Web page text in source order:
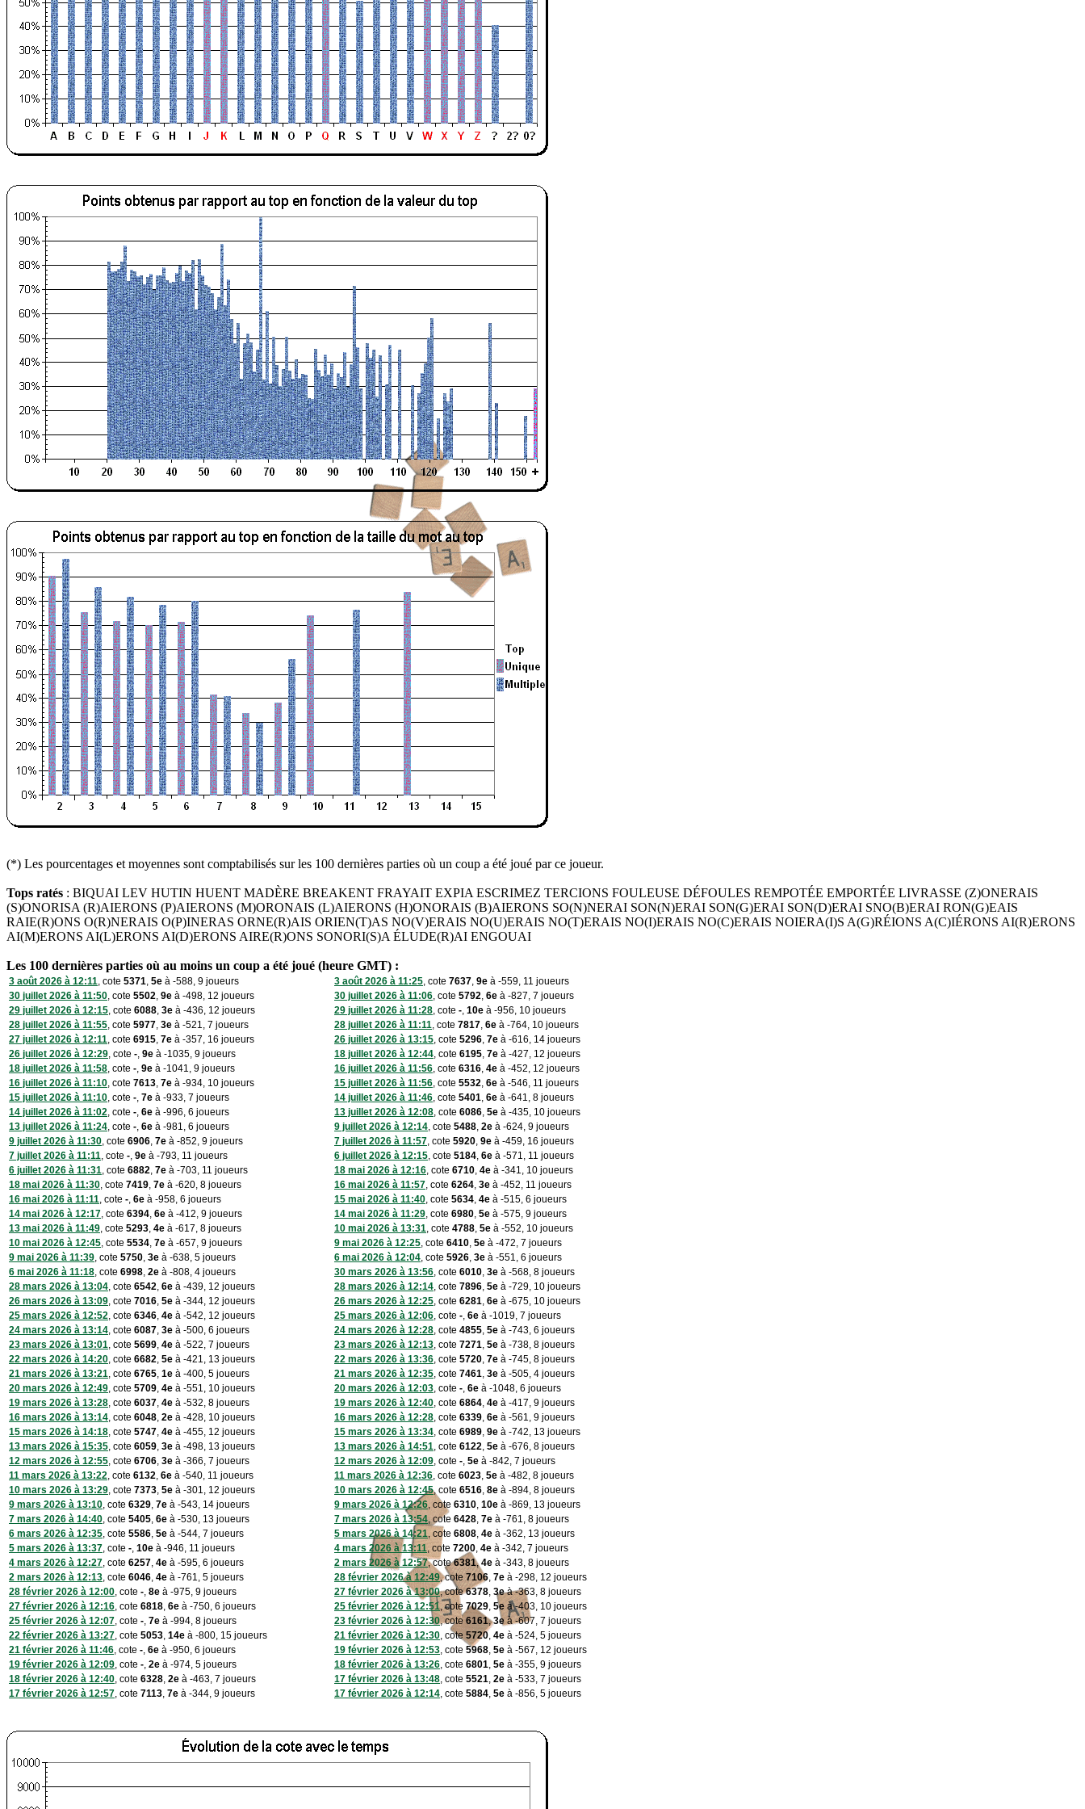
(*) Les pourcentages et moyennes sont comptabilisés sur les 100 dernières parties où un coup a été joué par ce joueur.
Tops ratés : BIQUAI LEV HUTIN HUENT MADÈRE BREAKENT FRAYAIT EXPIA ESCRIMEZ TERCIONS FOULEUSE DÉFOULES REMPOTÉE EMPORTÉE LIVRASSE (Z)ONERAIS
(S)ONORISA (R)AIERONS (P)AIERONS (M)ORONAIS (L)AIERONS (H)ONORAIS (B)AIERONS SO(N)NERAI SON(N)ERAI SON(G)ERAI SON(D)ERAI SNO(B)ERAI RON(G)EAIS
RAIE(R)ONS O(R)NERAIS O(P)INERAS ORNE(R)AIS ORIEN(T)AS NO(V)ERAIS NO(U)ERAIS NO(T)ERAIS NO(I)ERAIS NO(C)ERAIS NOIERA(I)S A(G)RÉIONS A(C)IÉRONS AI(R)ERONS
AI(M)ERONS AI(L)ERONS AI(D)ERONS AIRE(R)ONS SONORI(S)A ÉLUDE(R)AI ENGOUAI
Les 100 dernières parties où au moins un coup a été joué (heure GMT) :
3 août 2026 à 12:11, cote 5371, 5e à -588, 9 joueurs 3 août 2026 à 11:25, cote 7637, 9e à -559, 11 joueurs
30 juillet 2026 à 11:50, cote 5502, 9e à -498, 12 joueurs 30 juillet 2026 à 11:06, cote 5792, 6e à -827, 7 joueurs
29 juillet 2026 à 12:15, cote 6088, 3e à -436, 12 joueurs 29 juillet 2026 à 11:28, cote -, 10e à -956, 10 joueurs
28 juillet 2026 à 11:55, cote 5977, 3e à -521, 7 joueurs 28 juillet 2026 à 11:11, cote 7817, 6e à -764, 10 joueurs
27 juillet 2026 à 12:11, cote 6915, 7e à -357, 16 joueurs 26 juillet 2026 à 13:15, cote 5296, 7e à -616, 14 joueurs
26 juillet 2026 à 12:29, cote -, 9e à -1035, 9 joueurs 18 juillet 2026 à 12:44, cote 6195, 7e à -427, 12 joueurs
18 juillet 2026 à 11:58, cote -, 9e à -1041, 9 joueurs 16 juillet 2026 à 11:56, cote 6316, 4e à -452, 12 joueurs
16 juillet 2026 à 11:10, cote 7613, 7e à -934, 10 joueurs 15 juillet 2026 à 11:56, cote 5532, 6e à -546, 11 joueurs
15 juillet 2026 à 11:10, cote -, 7e à -933, 7 joueurs 14 juillet 2026 à 11:46, cote 5401, 6e à -641, 8 joueurs
14 juillet 2026 à 11:02, cote -, 6e à -996, 6 joueurs 13 juillet 2026 à 12:08, cote 6086, 5e à -435, 10 joueurs
13 juillet 2026 à 11:24, cote -, 6e à -981, 6 joueurs 9 juillet 2026 à 12:14, cote 5488, 2e à -624, 9 joueurs
9 juillet 2026 à 11:30, cote 6906, 7e à -852, 9 joueurs 7 juillet 2026 à 11:57, cote 5920, 9e à -459, 16 joueurs
7 juillet 2026 à 11:11, cote -, 9e à -793, 11 joueurs 6 juillet 2026 à 12:15, cote 5184, 6e à -571, 11 joueurs
6 juillet 2026 à 11:31, cote 6882, 7e à -703, 11 joueurs 18 mai 2026 à 12:16, cote 6710, 4e à -341, 10 joueurs
18 mai 2026 à 11:30, cote 7419, 7e à -620, 8 joueurs 16 mai 2026 à 11:57, cote 6264, 3e à -452, 11 joueurs
16 mai 2026 à 11:11, cote -, 6e à -958, 6 joueurs 15 mai 2026 à 11:40, cote 5634, 4e à -515, 6 joueurs
14 mai 2026 à 12:17, cote 6394, 6e à -412, 9 joueurs 14 mai 2026 à 11:29, cote 6980, 5e à -575, 9 joueurs
13 mai 2026 à 11:49, cote 5293, 4e à -617, 8 joueurs 10 mai 2026 à 13:31, cote 4788, 5e à -552, 10 joueurs
10 mai 2026 à 12:45, cote 5534, 7e à -657, 9 joueurs 9 mai 2026 à 12:25, cote 6410, 5e à -472, 7 joueurs
9 mai 2026 à 11:39, cote 5750, 3e à -638, 5 joueurs 6 mai 2026 à 12:04, cote 5926, 3e à -551, 6 joueurs
6 mai 2026 à 11:18, cote 6998, 2e à -808, 4 joueurs 30 mars 2026 à 13:56, cote 6010, 3e à -568, 8 joueurs
28 mars 2026 à 13:04, cote 6542, 6e à -439, 12 joueurs 28 mars 2026 à 12:14, cote 7896, 5e à -729, 10 joueurs
26 mars 2026 à 13:09, cote 7016, 5e à -344, 12 joueurs 26 mars 2026 à 12:25, cote 6281, 6e à -675, 10 joueurs
25 mars 2026 à 12:52, cote 6346, 4e à -542, 12 joueurs 25 mars 2026 à 12:06, cote -, 6e à -1019, 7 joueurs
24 mars 2026 à 13:14, cote 6087, 3e à -500, 6 joueurs 24 mars 2026 à 12:28, cote 4855, 5e à -743, 6 joueurs
23 mars 2026 à 13:01, cote 5699, 4e à -522, 7 joueurs 23 mars 2026 à 12:13, cote 7271, 5e à -738, 8 joueurs
22 mars 2026 à 14:20, cote 6682, 5e à -421, 13 joueurs 22 mars 2026 à 13:36, cote 5720, 7e à -745, 8 joueurs
21 mars 2026 à 13:21, cote 6765, 1e à -400, 5 joueurs 21 mars 2026 à 12:35, cote 7461, 3e à -505, 4 joueurs
20 mars 2026 à 12:49, cote 5709, 4e à -551, 10 joueurs 20 mars 2026 à 12:03, cote -, 6e à -1048, 6 joueurs
19 mars 2026 à 13:28, cote 6037, 4e à -532, 8 joueurs 19 mars 2026 à 12:40, cote 6864, 4e à -417, 9 joueurs
16 mars 2026 à 13:14, cote 6048, 2e à -428, 10 joueurs 16 mars 2026 à 12:28, cote 6339, 6e à -561, 9 joueurs
15 mars 2026 à 14:18, cote 5747, 4e à -455, 12 joueurs 15 mars 2026 à 13:34, cote 6989, 9e à -742, 13 joueurs
13 mars 2026 à 15:35, cote 6059, 3e à -498, 13 joueurs 13 mars 2026 à 14:51, cote 6122, 5e à -676, 8 joueurs
12 mars 2026 à 12:55, cote 6706, 3e à -366, 7 joueurs 12 mars 2026 à 12:09, cote -, 5e à -842, 7 joueurs
11 mars 2026 à 13:22, cote 6132, 6e à -540, 11 joueurs 11 mars 2026 à 12:36, cote 6023, 5e à -482, 8 joueurs
10 mars 2026 à 13:29, cote 7373, 5e à -301, 12 joueurs 10 mars 2026 à 12:45, cote 6516, 8e à -894, 8 joueurs
9 mars 2026 à 13:10, cote 6329, 7e à -543, 14 joueurs 9 mars 2026 à 12:26, cote 6310, 10e à -869, 13 joueurs
7 mars 2026 à 14:40, cote 5405, 6e à -530, 13 joueurs 7 mars 2026 à 13:54, cote 6428, 7e à -761, 8 joueurs
6 mars 2026 à 12:35, cote 5586, 5e à -544, 7 joueurs 5 mars 2026 à 14:21, cote 6808, 4e à -362, 13 joueurs
5 mars 2026 à 13:37, cote -, 10e à -946, 11 joueurs 4 mars 2026 à 13:11, cote 7200, 4e à -342, 7 joueurs
4 mars 2026 à 12:27, cote 6257, 4e à -595, 6 joueurs 2 mars 2026 à 12:57, cote6381,4e à -343, 8 joueurs
2 mars 2026 à 12:13, cote 6046, 4e à -761, 5 joueurs 28 février 2026 à 12:49, cote7106, 7e à -298, 12 joueurs
28 février 2026 à 12:00, cote -, 8e à -975, 9 joueurs 27 février 2026 à 13:00, cote6378, 3eà -363, 8 joueurs
27 février 2026 à 12:16, cote 6818, 6e à -750, 6 joueurs 25 février 2026 à 12:51, cote 7029, 5eà -403, 10 joueurs
25 février 2026 à 12:07, cote -, 7e à -994, 8 joueurs 23 février 2026 à 12:30, cote 6161,3eà -607, 7 joueurs
22 février 2026 à 13:27, cote 5053, 14e à -800, 15 joueurs 21 février 2026 à 12:30, cote 5720, 4e à -524, 5 joueurs
21 février 2026 à 11:46, cote -, 6e à -950, 6 joueurs 19 février 2026 à 12:53, cote 5968, 5e à -567, 12 joueurs
19 février 2026 à 12:09, cote -, 2e à -974, 5 joueurs 18 février 2026 à 13:26, cote 6801, 5e à -355, 9 joueurs
18 février 2026 à 12:40, cote 6328, 2e à -463, 7 joueurs 17 février 2026 à 13:48, cote 5521, 2e à -533, 7 joueurs
17 février 2026 à 12:57, cote 7113, 7e à -344, 9 joueurs 17 février 2026 à 12:14, cote 5884, 5e à -856, 5 joueurs